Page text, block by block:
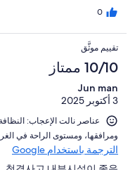
0
تقييم موثَّق
10/10 ممتاز
Jun man
3 أكتوبر 2025
ومرافقها⁩، و⁦مستوى الراحة في الغرفة⁩
الترجمة باستخدام Google